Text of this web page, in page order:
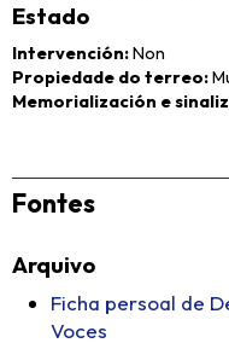
Estado
Intervención Non
Propiedade do terreo
Memorialización e
Fontes
Arquivo
Ficha persoal de
Voces